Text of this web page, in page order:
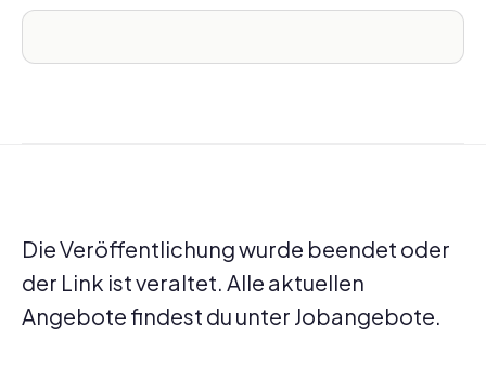
Die Veröffentlichung wurde beendet oder
der Link ist veraltet. Alle aktuellen
Angebote findest du unter Jobangebote.